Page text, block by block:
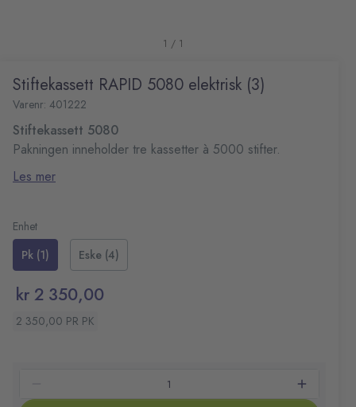
1 / 1
Stiftekassett RAPID 5080 elektrisk (3)
Varenr: 401222
Stiftekassett 5080
Pakningen inneholder tre kassetter à 5000 stifter.
Les mer
Enhet
Pk (1)
Eske (4)
kr 2 350,00
2 350,00 PR PK